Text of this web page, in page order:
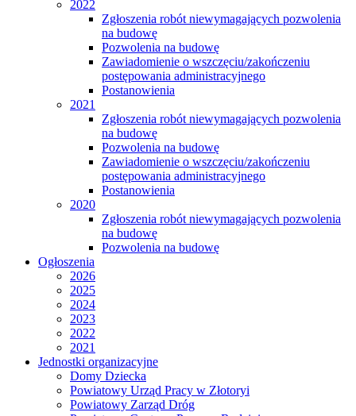
2022
Zgłoszenia robót niewymagających pozwolenia
na budowę
Pozwolenia na budowę
Zawiadomienie o wszczęciu/zakończeniu
postępowania administracyjnego
Postanowienia
2021
Zgłoszenia robót niewymagających pozwolenia
na budowę
Pozwolenia na budowę
Zawiadomienie o wszczęciu/zakończeniu
postępowania administracyjnego
Postanowienia
2020
Zgłoszenia robót niewymagających pozwolenia
na budowę
Pozwolenia na budowę
Ogłoszenia
2026
2025
2024
2023
2022
2021
Jednostki organizacyjne
Domy Dziecka
Powiatowy Urząd Pracy w Złotoryi
Powiatowy Zarząd Dróg